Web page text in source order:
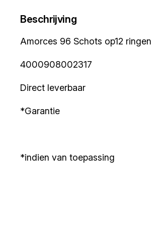
Beschrijving
Amorces 96 Schots op12 ringen
4000908002317
Direct leverbaar
*Garantie
*indien van toepassing